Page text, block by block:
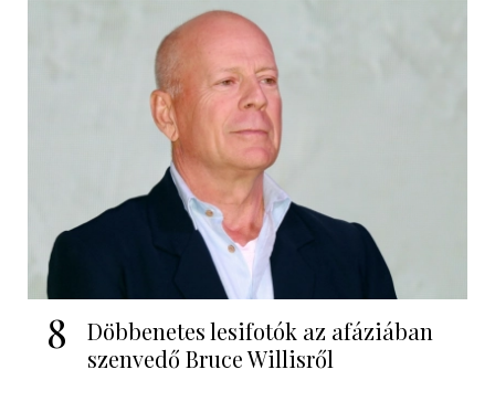
8
Döbbenetes lesifotók az afáziában
szenvedő Bruce Willisről